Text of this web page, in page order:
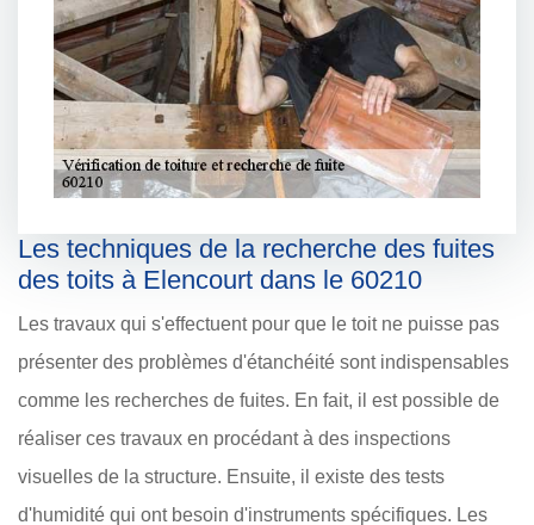
Les techniques de la recherche des fuites
des toits à Elencourt dans le 60210
Les travaux qui s'effectuent pour que le toit ne puisse pas
présenter des problèmes d'étanchéité sont indispensables
comme les recherches de fuites. En fait, il est possible de
réaliser ces travaux en procédant à des inspections
visuelles de la structure. Ensuite, il existe des tests
d'humidité qui ont besoin d'instruments spécifiques. Les